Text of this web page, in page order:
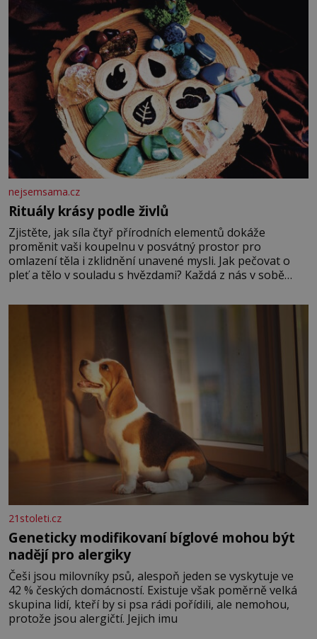
nejsemsama.cz
Rituály krásy podle živlů
Zjistěte, jak síla čtyř přírodních elementů dokáže
proměnit vaši koupelnu v posvátný prostor pro
omlazení těla i zklidnění unavené mysli. Jak pečovat o
pleť a tělo v souladu s hvězdami? Každá z nás v sobě
povaze, ale i v potřebách naší pokožky. Ohnivá znamení
Ženy narozené ve znamení Berana, Lva a Střelce v sobě
nesou žár, odvahu a neutuchající elán. Vaše
21stoleti.cz
Geneticky modifikovaní bíglové mohou být
nadějí pro alergiky
Češi jsou milovníky psů, alespoň jeden se vyskytuje ve
42 % českých domácností. Existuje však poměrně velká
skupina lidí, kteří by si psa rádi pořídili, ale nemohou,
protože jsou alergičtí. Jejich imu